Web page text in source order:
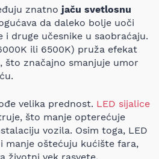
znatno jaču svetlosnu
da daleko bolje uoči
i druge učesnike u saobraćaju.
ili 6500K) pruža efekat
što značajno smanjuje umor
velika prednost. LED sijalice
što manje opterećuje
vozila. Osim toga, LED
manje oštećuju kućište fara,